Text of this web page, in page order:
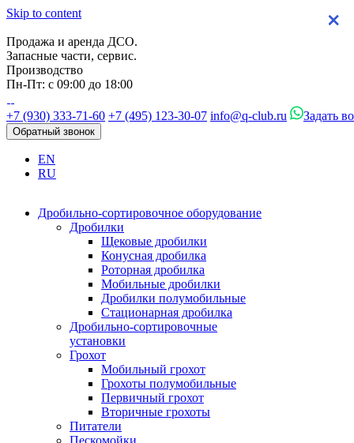
Skip to content
Продажа и аренда ДСО.
Запасные части, сервис.
Производство
Пн-Пт: с 09:00 до 18:00
+7 (930) 333-71-60 +7 (495) 123-30-07 info@q-club.ru Задать
Обратный звонок
EN
RU
Дробильно-сортировочное оборудование
Дробилки
Щековые дробилки
Конусная дробилка
Роторная дробилка
Мобильные дробилки
Дробилки полумобильные
Стационарная дробилка
Дробильно-сортировочные
установки
Грохот
Мобильный грохот
Грохоты полумобильные
Первичный грохот
Вторичные грохоты
Питатели
Пескомойки
×
×
×
×